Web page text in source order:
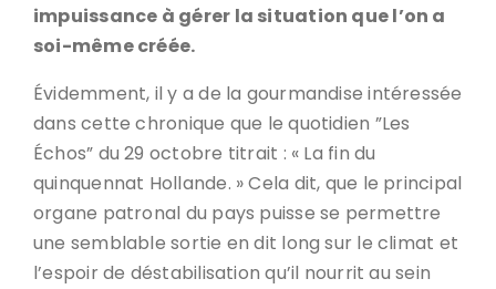
impuissance à gérer la situation que l’on a
soi-même créée.
Évidemment, il y a de la gourmandise intéressée
dans cette chronique que le quotidien ”Les
Échos” du 29 octobre titrait : « La fin du
quinquennat Hollande. » Cela dit, que le principal
organe patronal du pays puisse se permettre
une semblable sortie en dit long sur le climat et
l’espoir de déstabilisation qu’il nourrit au sein